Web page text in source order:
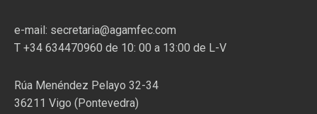
e-mail: secretaria@agamfec.com
T +34 634470960 de 10: 00 a 13:00 de L-V
Rúa Menéndez Pelayo 32-34
36211 Vigo (Pontevedra)